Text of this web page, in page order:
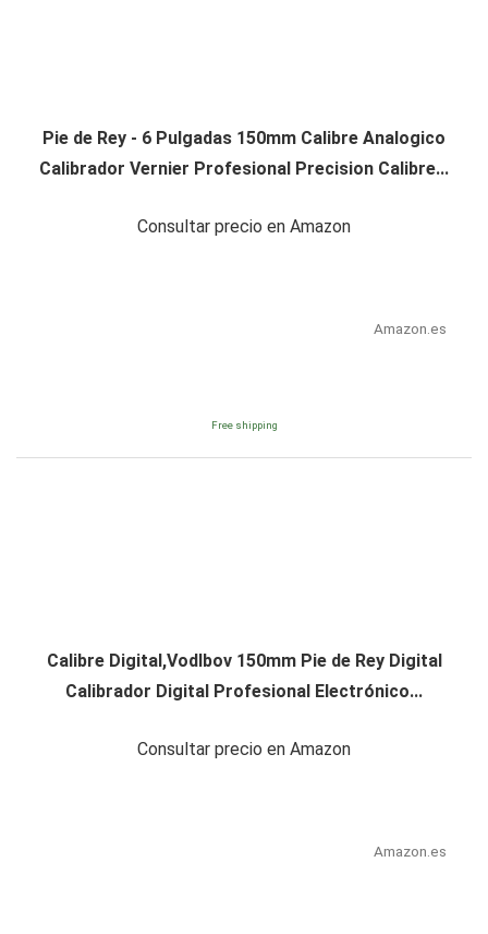
Pie de Rey - 6 Pulgadas 150mm Calibre Analogico
Calibrador Vernier Profesional Precision Calibre...
Consultar precio en Amazon
Amazon.es
Free shipping
Calibre Digital,Vodlbov 150mm Pie de Rey Digital
Calibrador Digital Profesional Electrónico...
Consultar precio en Amazon
Amazon.es